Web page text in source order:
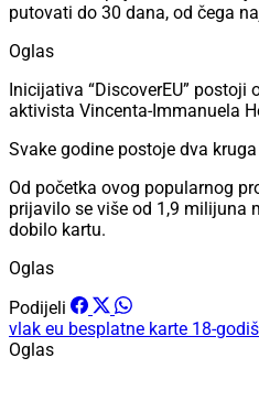
putovati do 30 dana, od čega
Oglas
Inicijativa “DiscoverEU”
aktivista Vincenta-Immanuela
Svake godine postoje dva
Od početka ovog popularnog
prijavilo se više od 1,9 milijuna
dobilo kartu.
Oglas
Podijeli
vlak eu besplatne karte 18-
Oglas